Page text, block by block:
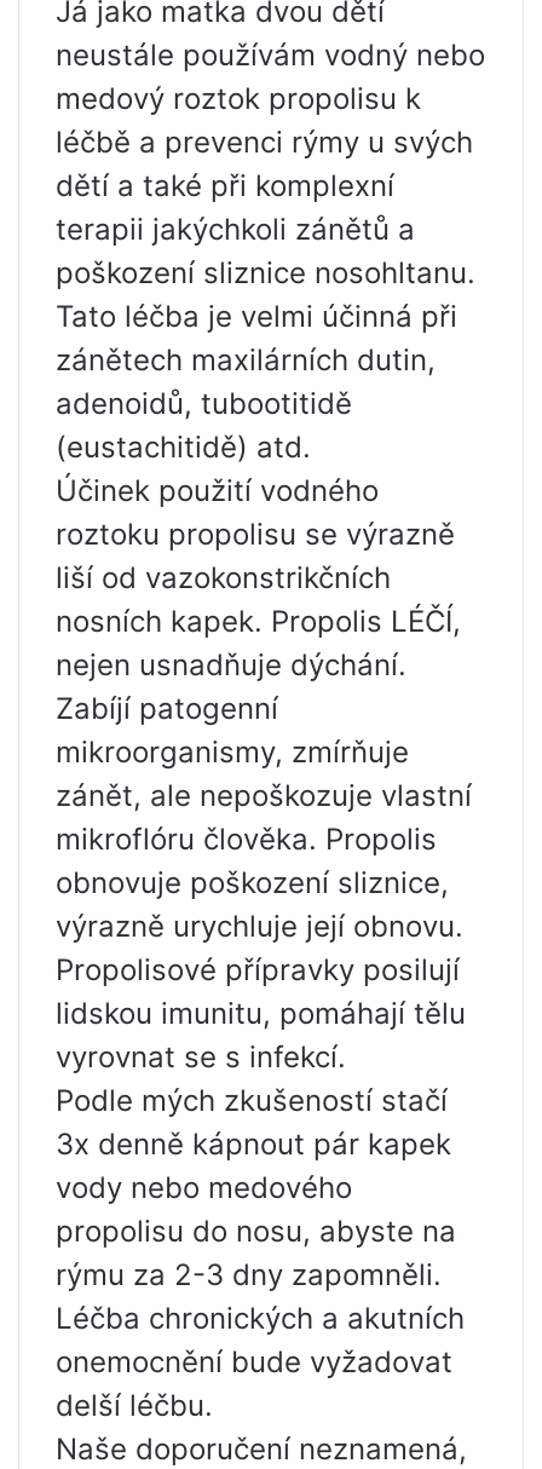
Já jako matka dvou dětí
neustále používám vodný nebo
medový roztok propolisu k
léčbě a prevenci rýmy u svých
dětí a také při komplexní
terapii jakýchkoli zánětů a
poškození sliznice nosohltanu.
Tato léčba je velmi účinná při
zánětech maxilárních dutin,
adenoidů, tubootitidě
(eustachitidě) atd.
Účinek použití vodného
roztoku propolisu se výrazně
liší od vazokonstrikčních
nosních kapek. Propolis LÉČÍ,
nejen usnadňuje dýchání.
Zabíjí patogenní
mikroorganismy, zmírňuje
zánět, ale nepoškozuje vlastní
mikroflóru člověka. Propolis
obnovuje poškození sliznice,
výrazně urychluje její obnovu.
Propolisové přípravky posilují
lidskou imunitu, pomáhají tělu
vyrovnat se s infekcí.
Podle mých zkušeností stačí
3x denně kápnout pár kapek
vody nebo medového
propolisu do nosu, abyste na
rýmu za 2-3 dny zapomněli.
Léčba chronických a akutních
onemocnění bude vyžadovat
delší léčbu.
Naše doporučení neznamená,